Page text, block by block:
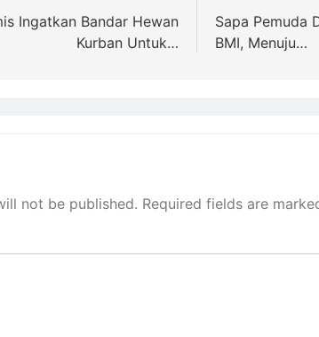
Ingatkan Bandar Hewan
Kurban Untuk…
Sapa Pemuda
BMI, Menuju…
not be published. Required fields are